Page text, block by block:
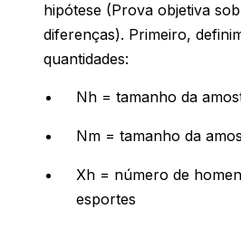
hipótese (Prova objetiva
diferenças). Primeiro,
quantidades:
Nh = tamanho da
Nm = tamanho da
Xh = número de
esportes